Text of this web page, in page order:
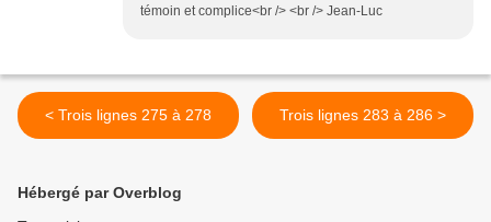
témoin et complice<br /> <br /> Jean-Luc
< Trois lignes 275 à 278 Trois lignes 283 à 286 >
Hébergé par Overblog